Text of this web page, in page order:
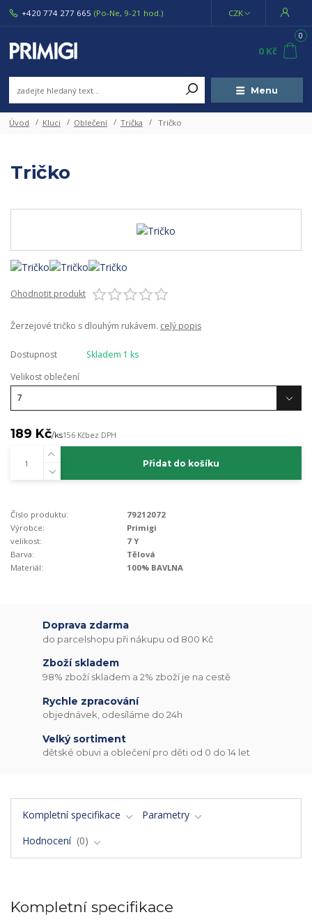
Menu
CZK
+420 774 277 665 (Po-Ne, 9-21 hod.)
0
0 Kč
Úvod Kluci Oblečení Trička Tričko
Tričko
Ohodnotit produkt
Žerzejové tričko s dlouhým rukávem. celý popis
Dostupnost
Skladem 1 ks
Velikost oblečení
189 Kč/ks156 Kčbez DPH
Přidat do košíku
Číslo produktu:
79212072
Výrobce:
Primigi
velikost:
7 Y
Barva:
Tělová
Materiál:
100% BAVLNA
Doprava zdarma
do parcelshopu při nákupu od 800 Kč
Zboží skladem
98% zboží skladem a 2% zboží je na cestě
Rychle zpracování
objednávek, odesíláme do 24h
Velký sortiment
dětské obuvi a oblečení pro děti od 0 do 14 let
Kompletní specifikace
Parametry
Hodnocení
0
Kompletní specifikace